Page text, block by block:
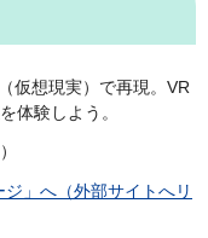
仮想現実）で再現。VR
体験しよう。
ジ」へ（外部サイトへリ